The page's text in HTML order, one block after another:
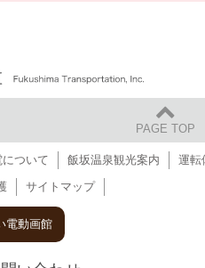
PAGE TOP
について 飯坂温泉観光案内 運転
サイトマップ
電動画館